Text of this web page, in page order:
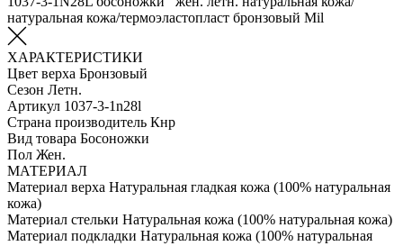
натуральная кожа/термоэластопласт бронзовый Mil
ХАРАКТЕРИСТИКИ
Цвет верха Бронзовый
Сезон Летн.
Артикул 1037-3-1n28l
Страна производитель Кнр
Вид товара Босоножки
Пол Жен.
МАТЕРИАЛ
Материал верха Натуральная гладкая кожа (100% натуральная
кожа)
Материал стельки Натуральная кожа (100% натуральная кожа)
Материал подкладки Натуральная кожа (100% натуральная